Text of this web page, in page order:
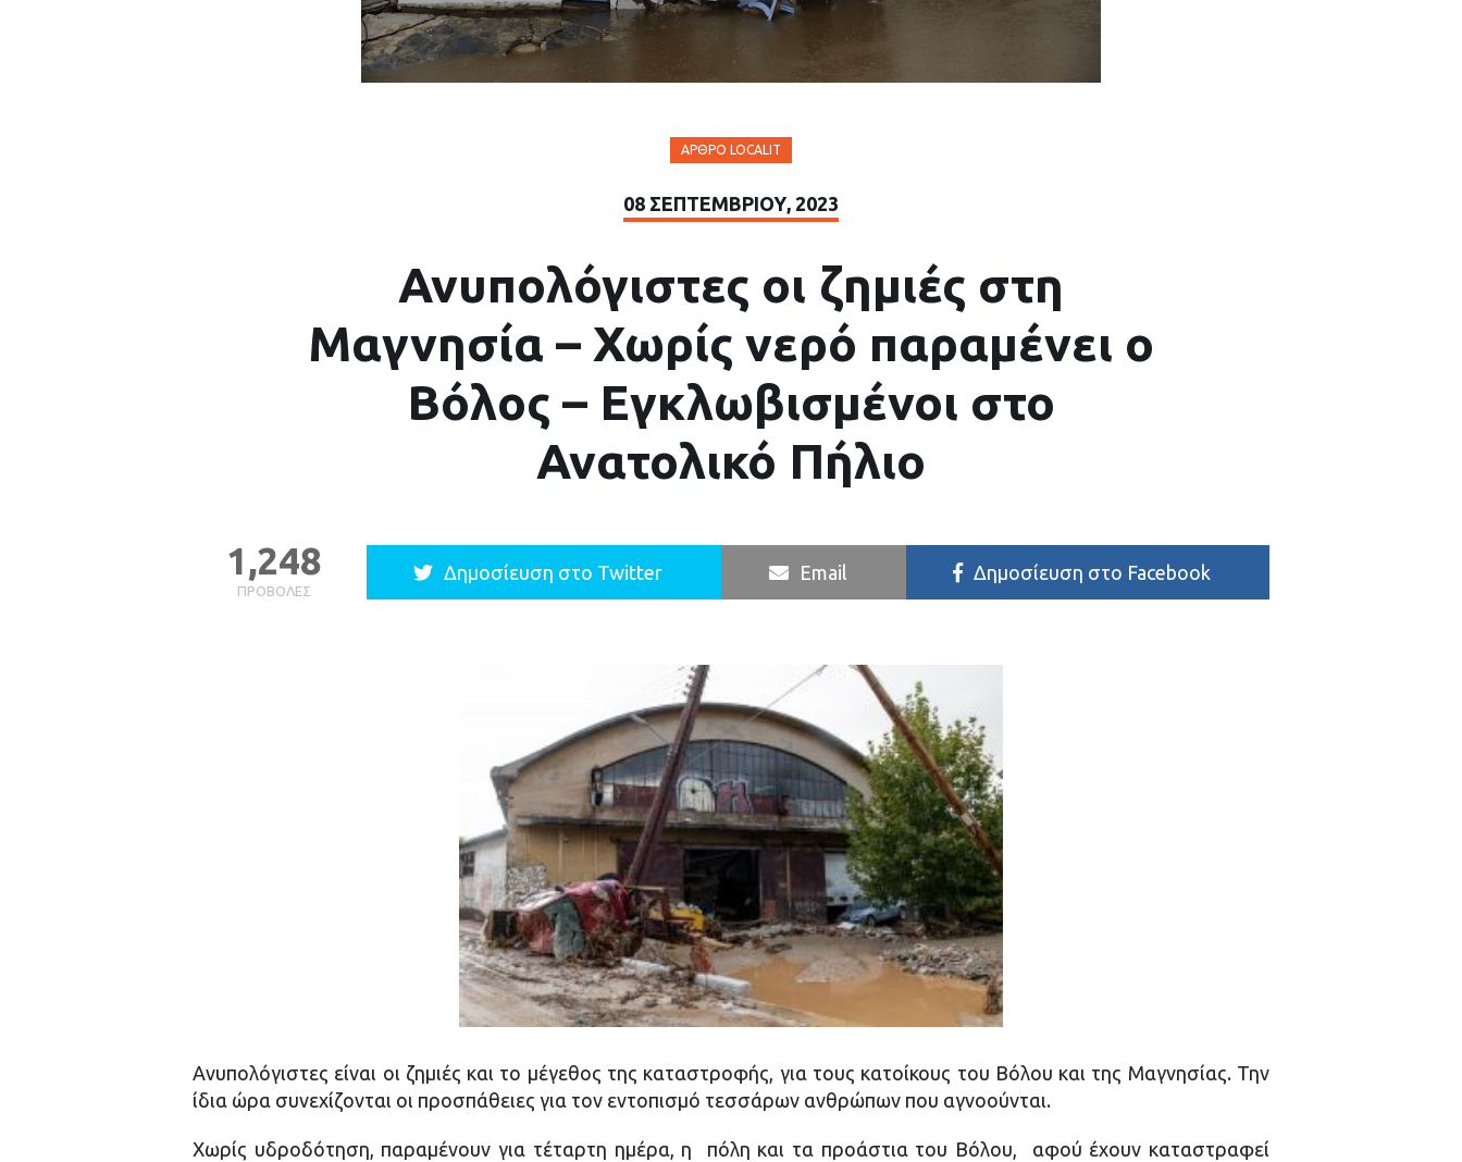
ΆΡΘΡΟ LOCALIT
08 ΣΕΠΤΕΜΒΡΊΟΥ, 2023
Ανυπολόγιστες οι ζημιές στη
Μαγνησία – Χωρίς νερό παραμένει ο
Βόλος – Εγκλωβισμένοι στο
Ανατολικό Πήλιο
ΠΡΟΒΟΛΈΣ
1,248 Δημοσίευση στο Twitter Email Δημοσίευση στο Facebook
Ανυπολόγιστες είναι οι ζημιές και το μέγεθος της καταστροφής, για τους κατοίκους του Βόλου και της Μαγνησίας. Την
ίδια ώρα συνεχίζονται οι προσπάθειες για τον εντοπισμό τεσσάρων ανθρώπων που αγνοούνται.
Χωρίς υδροδότηση, παραμένουν για τέταρτη ημέρα, η πόλη και τα προάστια του Βόλου, αφού έχουν καταστραφεί